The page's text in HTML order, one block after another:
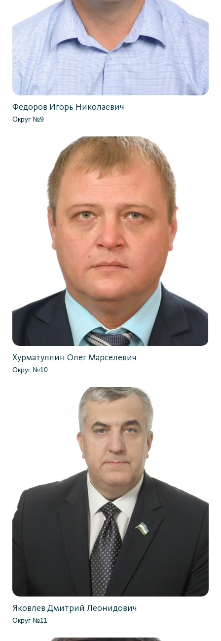
Федоров Игорь Николаевич
Округ №9
Хурматуллин Олег Марселевич
Округ №10
Яковлев Дмитрий Леонидович
Округ №11